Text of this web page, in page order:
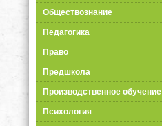
Обществознание
Педагогика
Право
Предшкола
Производственное обучение
Психология